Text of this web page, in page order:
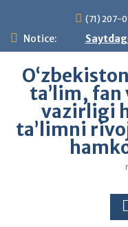
content
(71) 207-
Notice:
ta’lim,
vazirligi
taʼlimni